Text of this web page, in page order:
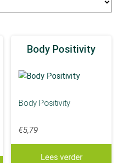
Body Positivity
Body Positivity
€5,79
Lees verder